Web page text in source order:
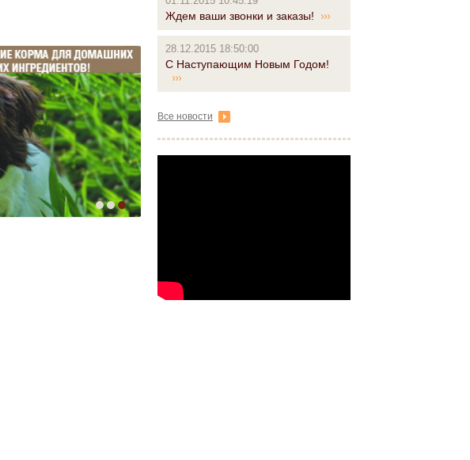
Ждем ваши звонки и заказы!
28.12.2015 18:50:00
С Наступающим Новым Годом!
Все новости